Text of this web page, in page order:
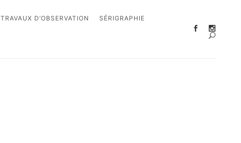
TRAVAUX D’OBSERVATION SÉRIGRAPHIE